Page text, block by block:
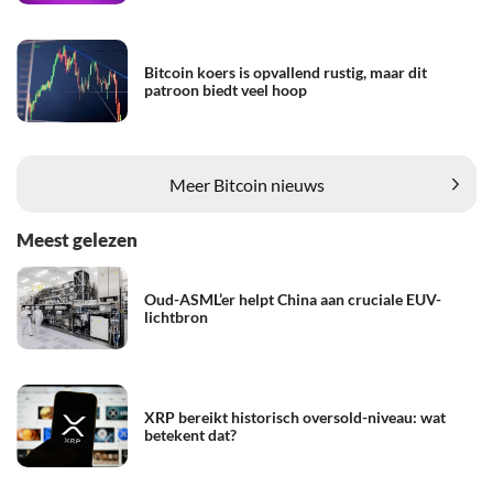
Bitcoin koers is opvallend rustig, maar dit
patroon biedt veel hoop
Meer Bitcoin nieuws
Meest gelezen
Oud-ASML’er helpt China aan cruciale EUV-
lichtbron
XRP bereikt historisch oversold-niveau: wat
betekent dat?